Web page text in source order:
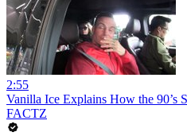
2:55
Vanilla Ice Explains How the 90’s
FACTZ